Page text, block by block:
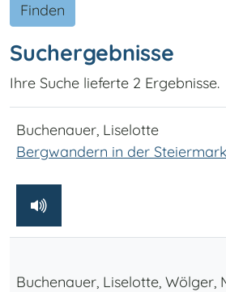
Finden
Suchergebnisse
Ihre Suche lieferte 2 Ergebnisse.
Buchenauer, Liselotte
Bergwandern in der Steiermark
Buchenauer, Liselotte, Wölger,